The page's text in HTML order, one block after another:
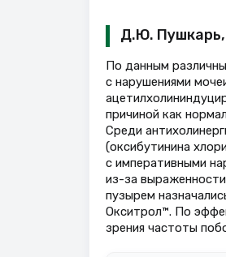
Д.Ю.
По данным
c нарушениями
причиной как
Среди
(оксибутинина
с императивными
из-за
пузырем
Окситрол™. По
зрения частоты